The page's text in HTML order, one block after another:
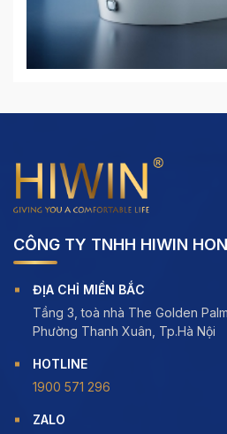
CÔNG TY TNHH HIWIN
ĐỊA CHỈ MIỀN BẮC
Tầng 3, toà nhà The Golden
Phường Thanh Xuân, Tp.Hà Nội
HOTLINE
1900 571 296
ZALO